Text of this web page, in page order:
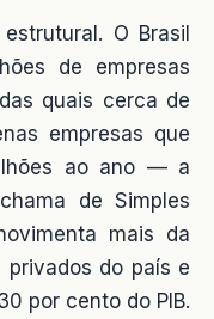
O Brasil
de empresas
quais cerca de
empresas que
ao ano — a
de Simples
mais da
privados do país e
por cento do PIB.